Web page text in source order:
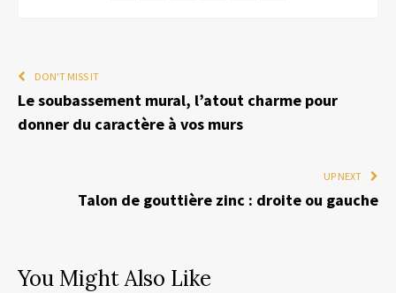
DON'T MISS IT
Le soubassement mural, l’atout charme pour
donner du caractère à vos murs
UP NEXT
Talon de gouttière zinc : droite ou gauche
You Might Also Like